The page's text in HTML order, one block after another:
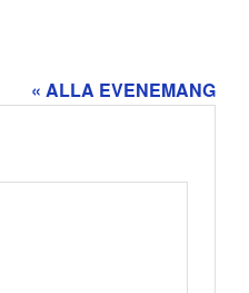
« ALLA EVENEMANG